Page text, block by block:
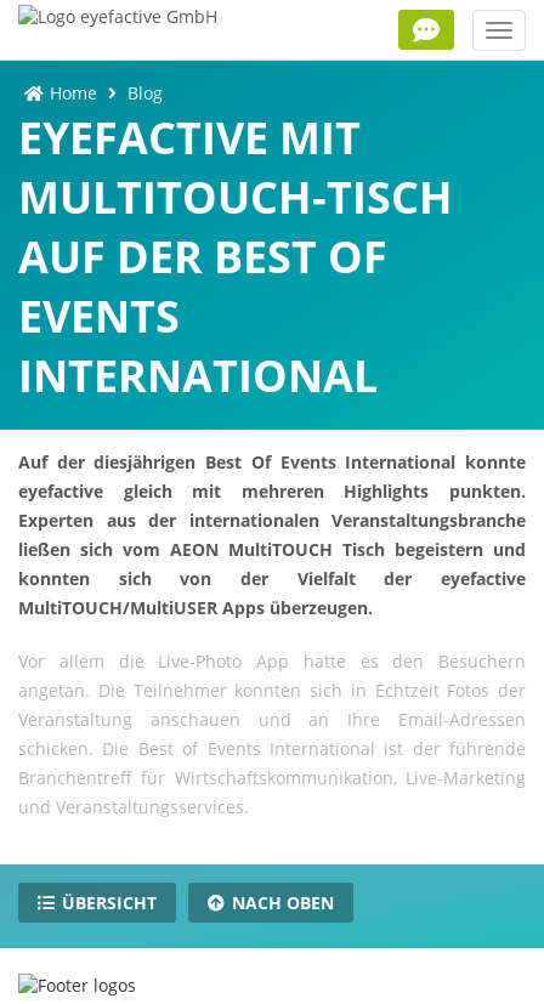
Home
Blog
EYEFACTIVE MIT
MULTITOUCH-TISCH
AUF DER BEST OF
EVENTS
INTERNATIONAL
Auf der diesjährigen Best Of Events International konnte
eyefactive gleich mit mehreren Highlights punkten.
Experten aus der internationalen Veranstaltungsbranche
ließen sich vom AEON MultiTOUCH Tisch begeistern und
konnten sich von der Vielfalt der eyefactive
MultiTOUCH/MultiUSER Apps überzeugen.
Vor allem die Live-Photo App hatte es den Besuchern
angetan. Die Teilnehmer konnten sich in Echtzeit Fotos der
Veranstaltung anschauen und an Ihre Email-Adressen
schicken. Die Best of Events International ist der führende
Branchentreff für Wirtschaftskommunikation, Live-Marketing
und Veranstaltungsservices.
ÜBERSICHT NACH OBEN